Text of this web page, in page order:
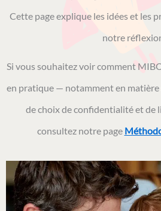
Cette page explique les idées et les
notre
Si vous souhaitez voir comment
en pratique — notamment en matière
de choix de confidentialité et de
consultez notre page